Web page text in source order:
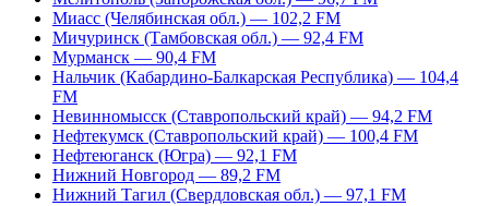
Миасс (Челябинская обл.) — 102,2 FM
Мичуринск (Тамбовская обл.) — 92,4 FM
Мурманск — 90,4 FM
Нальчик (Кабардино-Балкарская Республика) — 104,4
FM
Невинномысск (Ставропольский край) — 94,2 FM
Нефтекумск (Ставропольский край) — 100,4 FM
Нефтеюганск (Югра) — 92,1 FM
Нижний Новгород — 89,2 FM
Нижний Тагил (Свердловская обл.) — 97,1 FM